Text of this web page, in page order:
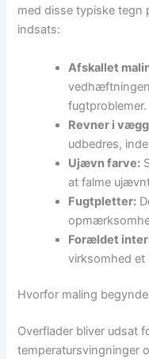
med disse typiske tegn
indsats:
Afskallet
fugtproblemer.
Revner i
udbedres,
Ujævn farve:
at falme
Fugtpletter:
Forældet
virksomhed et
Hvorfor maling
Overflader bliver udsat
temperatursvingninger